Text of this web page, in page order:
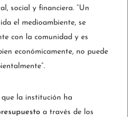
social y financiera. “Un
el medioambiente, se
con la comunidad y es
económicamente, no puede
que la institución ha
a través de los